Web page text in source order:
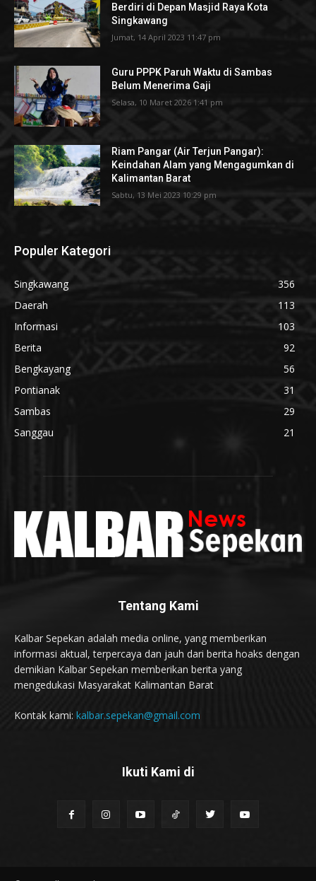
Berdiri di Depan Masjid Raya Kota
Singkawang
Jumat, 14 April 2023 11:47 pm
Guru PPPK Paruh Waktu di Sambas
Belum Menerima Gaji
Selasa, 10 Maret 2026 1:41 pm
Riam Pangar (Air Terjun Pangar):
Keindahan Alam yang Mengagumkan di
Kalimantan Barat
Sabtu, 13 Mei 2023 10:29 pm
Populer Kategori
Singkawang
356
Daerah
113
Informasi
103
Berita
92
Bengkayang
56
Pontianak
31
Sambas
29
Sanggau
21
Tentang Kami
Kalbar Sepekan adalah media online, yang memberikan
informasi aktual, terpercaya dan jauh dari berita hoaks dengan
demikian Kalbar Sepekan memberikan berita yang
mengedukasi Masyarakat Kalimantan Barat
Kontak kami: kalbar.sepekan@gmail.com
Ikuti Kami di